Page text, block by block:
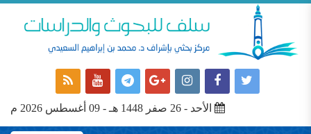
الأحد - 26 صفر 1448 هـ - 09 أغسطس 2026 م